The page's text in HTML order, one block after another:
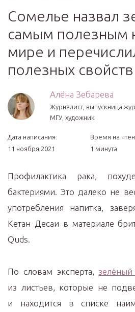
Сомелье назвал
самым полезным
мире и
полезных свойств
Алёна Зебарева
Журналист, выпускница
МГУ, художник
Дата написания:
11 ноября 2021
Время на
1 минута
Профилактика рака,
бактериями. Это далеко не
употребления напитка,
Кетан Десаи в материале
Quds.
По словам эксперта, зелёный
из листьев, которые не
и находится в списке